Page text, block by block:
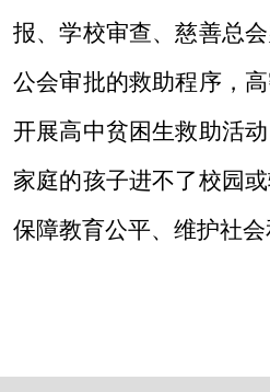
报、学校审查、慈善总
公会审批的救助程序，
开展高中贫困生救助活
家庭的孩子进不了校园
保障教育公平、维护社会